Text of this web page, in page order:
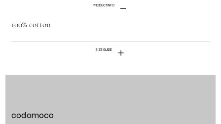
PRODUCT INFO
100% cotton
SIZE GUIDE
codomoco